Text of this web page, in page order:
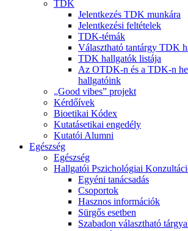
TDK
Jelentkezés TDK munkára
Jelentkezési feltételek
TDK-témák
Választható tantárgy TDK
TDK hallgatók listája
Az OTDK-n és a TDK-n
hallgatóink
„Good vibes” projekt
Kérdőívek
Bioetikai Kódex
Kutatásetikai engedély
Kutatói Alumni
Egészség
Egészség
Hallgatói Pszichológiai
Egyéni tanácsadás
Csoportok
Hasznos információk
Sürgős esetben
Szabadon választható